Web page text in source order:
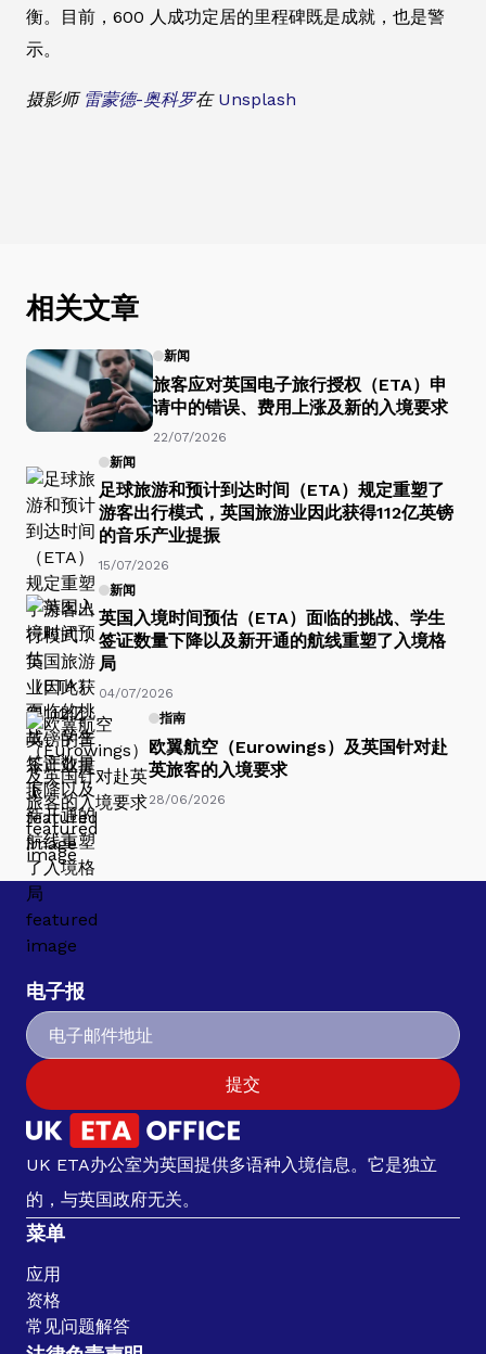
衡。目前，600 人成功定居的里程碑既是成就，也是警
示。
摄影师 雷蒙德-奥科罗在 Unsplash
相关文章
新闻
旅客应对英国电子旅行授权（ETA）申
请中的错误、费用上涨及新的入境要求
22/07/2026
新闻
足球旅游和预计到达时间（ETA）规定重塑了
游客出行模式，英国旅游业因此获得112亿英镑
的音乐产业提振
15/07/2026
新闻
英国入境时间预估（ETA）面临的挑战、学生
签证数量下降以及新开通的航线重塑了入境格
局
04/07/2026
指南
欧翼航空（Eurowings）及英国针对赴
英旅客的入境要求
28/06/2026
电子报
提交
UK ETA办公室为英国提供多语种入境信息。它是独立
的，与英国政府无关。
菜单
应用
资格
常见问题解答